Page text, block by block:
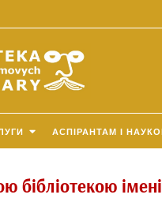
АСПІРАНТАМ І
бібліотекою